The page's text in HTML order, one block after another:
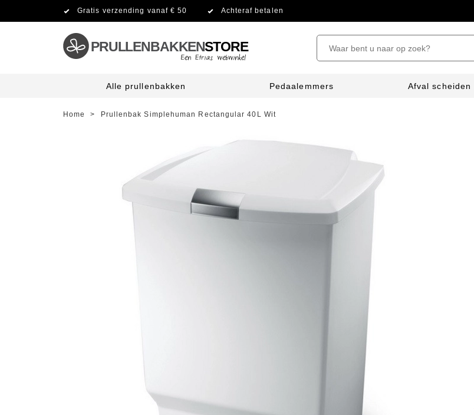
Gratis verzending vanaf € 50 Achteraf betalen
PRULLENBAKKENSTORE
Alle prullenbakken Pedaalemmers Afval scheiden
Home > Prullenbak Simplehuman Rectangular 40L Wit